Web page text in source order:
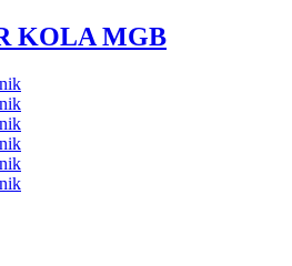
KOLA MGB